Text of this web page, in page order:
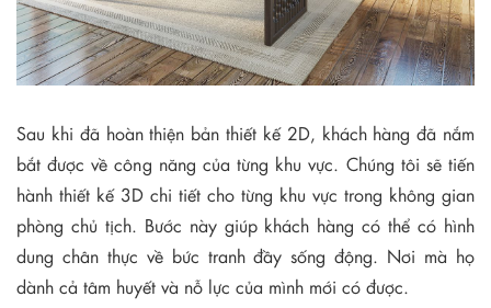
Sau khi đã hoàn thiện bản thiết kế 2D, khách hàng đã nắm
bắt được về công năng của từng khu vực. Chúng tôi sẽ tiến
hành thiết kế 3D chi tiết cho từng khu vực trong không gian
phòng chủ tịch. Bước này giúp khách hàng có thể có hình
dung chân thực về bức tranh đầy sống động. Nơi mà họ
dành cả tâm huyết và nỗ lực của mình mới có được.